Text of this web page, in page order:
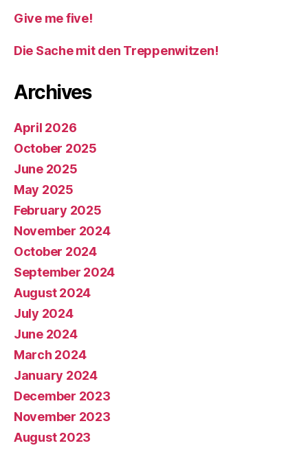
Give me five!
Die Sache mit den Treppenwitzen!
Archives
April 2026
October 2025
June 2025
May 2025
February 2025
November 2024
October 2024
September 2024
August 2024
July 2024
June 2024
March 2024
January 2024
December 2023
November 2023
August 2023